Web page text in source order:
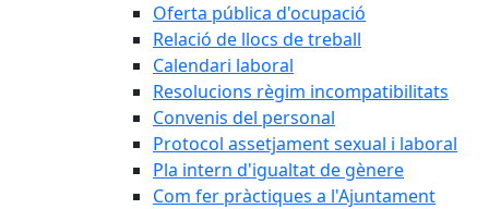
Oferta pública d'ocupació
Relació de llocs de treball
Calendari laboral
Resolucions règim incompatibilitats
Convenis del personal
Protocol assetjament sexual i laboral
Pla intern d'igualtat de gènere
Com fer pràctiques a l'Ajuntament